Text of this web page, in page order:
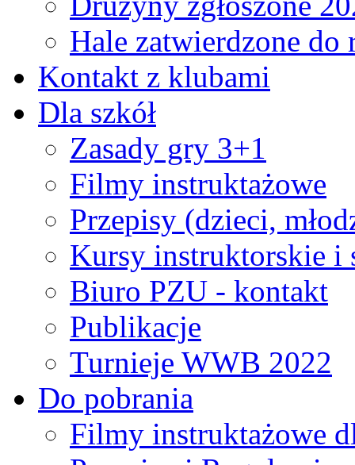
Hale zatwierdzone
Kontakt z klubami
Dla szkół
Zasady gry 3+1
Filmy instruktażowe
Przepisy (dzieci,
Kursy instruktorskie i
Biuro PZU - kontakt
Publikacje
Turnieje WWB 2022
Do pobrania
Filmy instruktażowe